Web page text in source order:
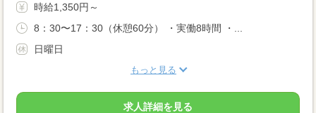
時給1,350円～
8：30〜17：30（休憩60分） ・実働8時間 ・...
日曜日
もっと見る
求人詳細を見る